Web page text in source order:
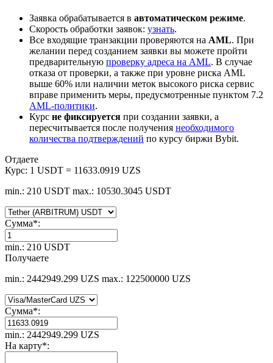
Заявка обрабатывается в автоматическом режиме.
Скорость обработки заявок: узнать.
Все входящие транзакции проверяются на AML. При
желании перед созданием заявки вы можете пройти
предварительную проверку адреса на AML. В случае
отказа от проверки, а также при уровне риска AML
выше 60% или наличии меток высокого риска сервис
вправе применить меры, предусмотренные пунктом 7.2
AML-политики.
Курс не фиксируется при создании заявки, а
пересчитывается после получения необходимого
количества подтверждений по курсу биржи Bybit.
Отдаете
Курс: 1 USDT = 11633.0919 UZS
min.: 210 USDT max.: 10530.3045 USDT
Сумма*:
min.: 210 USDT
Получаете
min.: 2442949.299 UZS max.: 122500000 UZS
Сумма*:
min.: 2442949.299 UZS
На карту*: